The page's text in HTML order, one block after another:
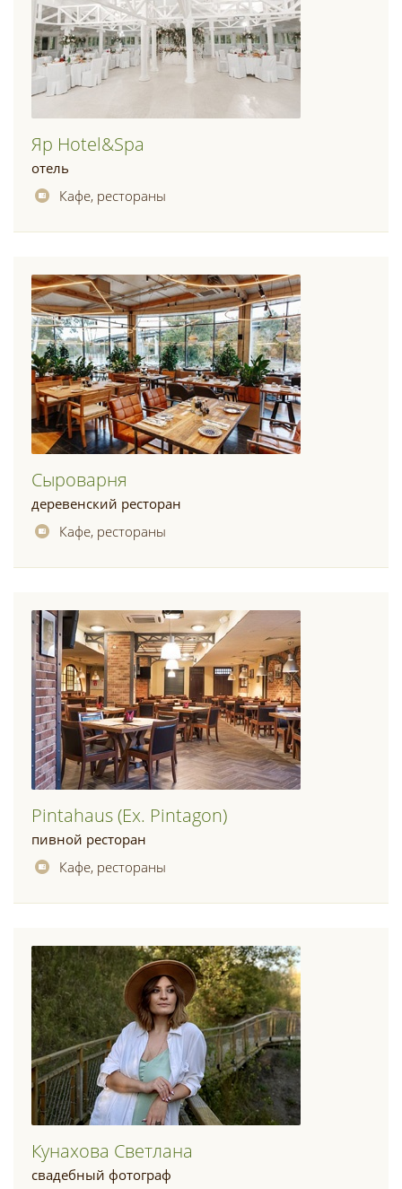
Яр Hotel&spa
отель
Кафе, рестораны
Сыроварня
деревенский ресторан
Кафе, рестораны
Pintahaus (ex. Pintagon)
пивной ресторан
Кафе, рестораны
Кунахова Светлана
свадебный фотограф